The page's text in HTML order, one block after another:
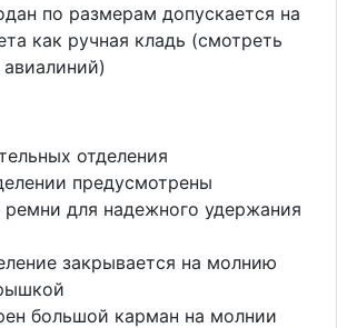
по размерам допускается на
как ручная кладь (смотреть
отделения
предусмотрены
для надежного удержания
закрывается на молнию
большой карман на молнии